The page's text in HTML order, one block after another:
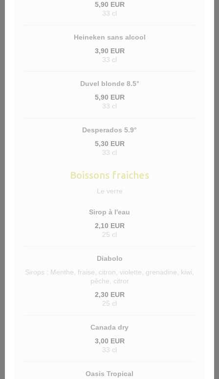
5,90 EUR
33 cl
Heineken sans alcool
3,90 EUR
33 cl
Duvel blonde 8.5°
5,90 EUR
33 cl
Desperados 5.9°
5,30 EUR
33 cl
Boissons fraiches
Le verre
Sirop à l'eau
2,10 EUR
25 cl
Diabolo
Sirops : Menthe, fraise, citron, violette, grenadine, kiwi,
pêche, citror
2,30 EUR
25 cl
Canada dry
3,00 EUR
33 cl
Oasis Tropical